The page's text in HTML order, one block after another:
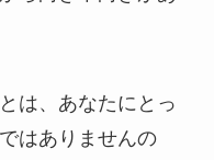
は、あなたにとっ
はありませんの